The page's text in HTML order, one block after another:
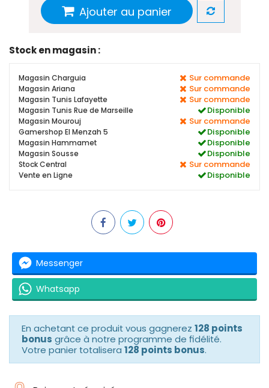
Ajouter au panier
Stock en magasin :
Magasin Charguia Sur commande
Magasin Ariana Sur commande
Magasin Tunis Lafayette Sur commande
Magasin Tunis Rue de Marseille Disponible
Magasin Mourouj Sur commande
Gamershop El Menzah 5 Disponible
Magasin Hammamet Disponible
Magasin Sousse Disponible
Stock Central Sur commande
Vente en Ligne Disponible
Messenger
Whatsapp
En achetant ce produit vous gagnerez 128 points
bonus grâce à notre programme de fidélité.
Votre panier totalisera 128 points bonus.